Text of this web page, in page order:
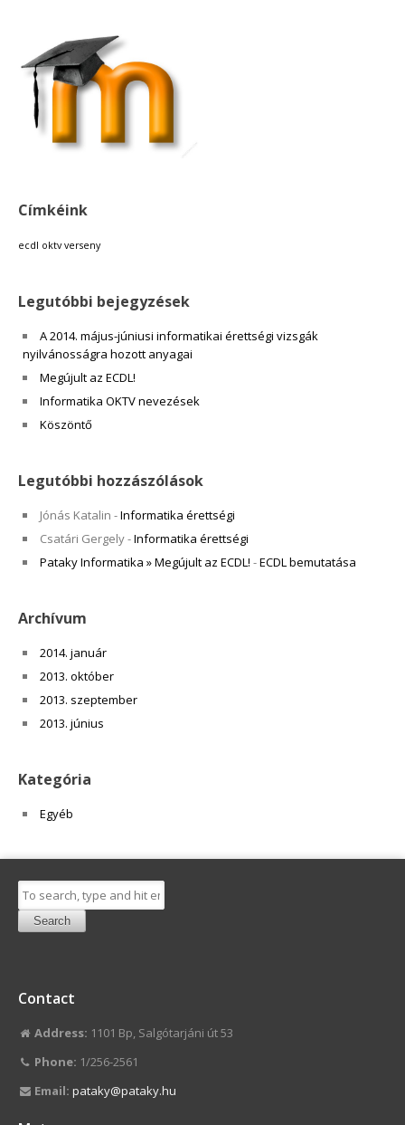
Címkéink
ecdl oktv verseny
Legutóbbi bejegyzések
A 2014. május-júniusi informatikai érettségi vizsgák
nyilvánosságra hozott anyagai
Megújult az ECDL!
Informatika OKTV nevezések
Köszöntő
Legutóbbi hozzászólások
Jónás Katalin -Informatika érettségi
Csatári Gergely-Informatika érettségi
Pataky Informatika » Megújult az ECDL! -ECDL bemutatása
Archívum
2014. január
2013. október
2013. szeptember
2013. június
Kategória
Egyéb
Search
Contact
Address: 1101 Bp, Salgótarjáni út 53
Phone: 1/256-2561
Email: pataky@pataky.hu